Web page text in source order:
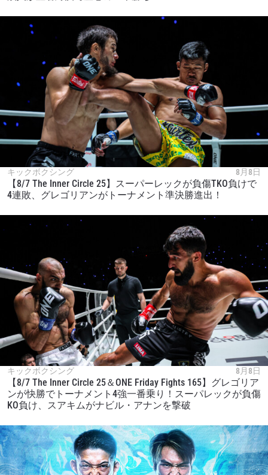
キックボクシング 8月8日
【8/7 The Inner Circle 25】スーパーレックが負傷TKO負けで
4連敗、グレゴリアンがトーナメント準決勝進出！
キックボクシング 8月8日
【8/7 The Inner Circle 25＆ONE Friday Fights 165】グレゴリア
ンが快勝でトーナメント4強一番乗り！スーパレックが負傷
KO負け、スアキムがナビル・アナンを撃破
対戦相手
大会
ハイライトを見る
最新情報をゲット
ONEチャンピオンシップとどこでも一緒！ 最新ニ
ュース、特別オファー、ライブイベントの最高の
席をゲットするため今すぐ登録を！
Eメール
名前（ローマ字で記入）
このフォームを送信することにより、お客様は当
に基づく情報の収集、
使用および開示に同意したことになります。お客
様は、いつでも配信を停止することができます。